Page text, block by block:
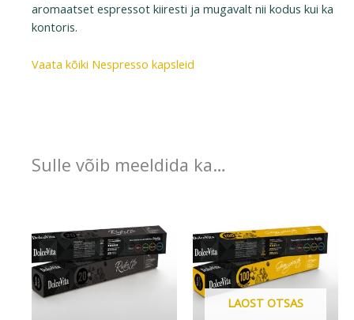
aromaatset espressot kiiresti ja mugavalt nii kodus kui ka
kontoris.
Vaata kõiki Nespresso kapsleid
Sulle võib meeldida ka…
LAOST OTSAS